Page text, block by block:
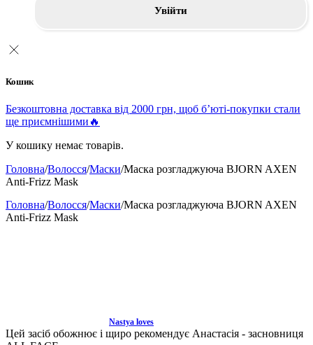
Увійти
Кошик
Безкоштовна доставка від 2000 грн, щоб б’юті-покупки стали
ще приємнішими🔥
У кошику немає товарів.
Головна/Волосся/Маски/Маска розгладжуюча BJORN AXEN
Anti-Frizz Mask
Головна/Волосся/Маски/Маска розгладжуюча BJORN AXEN
Anti-Frizz Mask
Nastya loves
Цей засіб обожнює і щиро рекомендує Анастасія - засновниця